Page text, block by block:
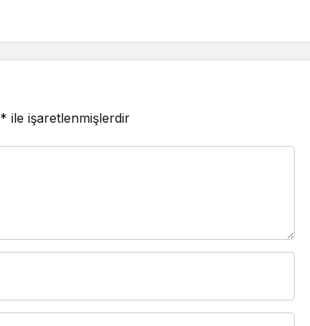
* ile işaretlenmişlerdir